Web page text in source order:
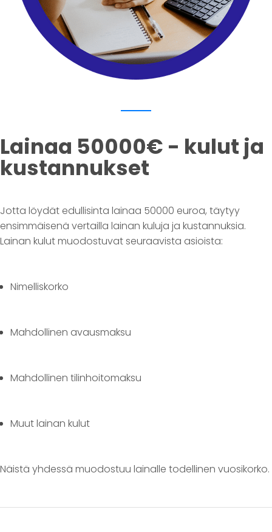
Lainaa 50000€ - kulut ja
kustannukset
Jotta löydät edullisinta lainaa 50000 euroa, täytyy
ensimmäisenä vertailla lainan kuluja ja kustannuksia.
Lainan kulut muodostuvat seuraavista asioista:
Nimelliskorko
Mahdollinen avausmaksu
Mahdollinen tilinhoitomaksu
Muut lainan kulut
Näistä yhdessä muodostuu lainalle todellinen vuosikorko.